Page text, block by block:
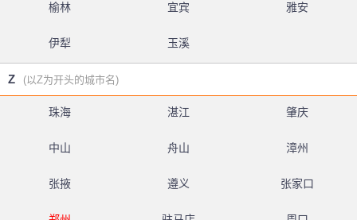
榆林 宜宾 雅安
伊犁 玉溪
Z (以Z为开头的城市名)
珠海 湛江 肇庆
中山 舟山 漳州
张掖 遵义 张家口